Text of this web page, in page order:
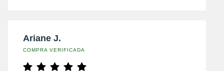
Ariane J.
COMPRA VERIFICADA